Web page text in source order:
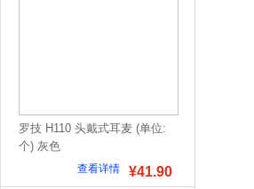
罗技 H110 头戴式耳麦 (单位:
个) 灰色
¥41.90
查看详情